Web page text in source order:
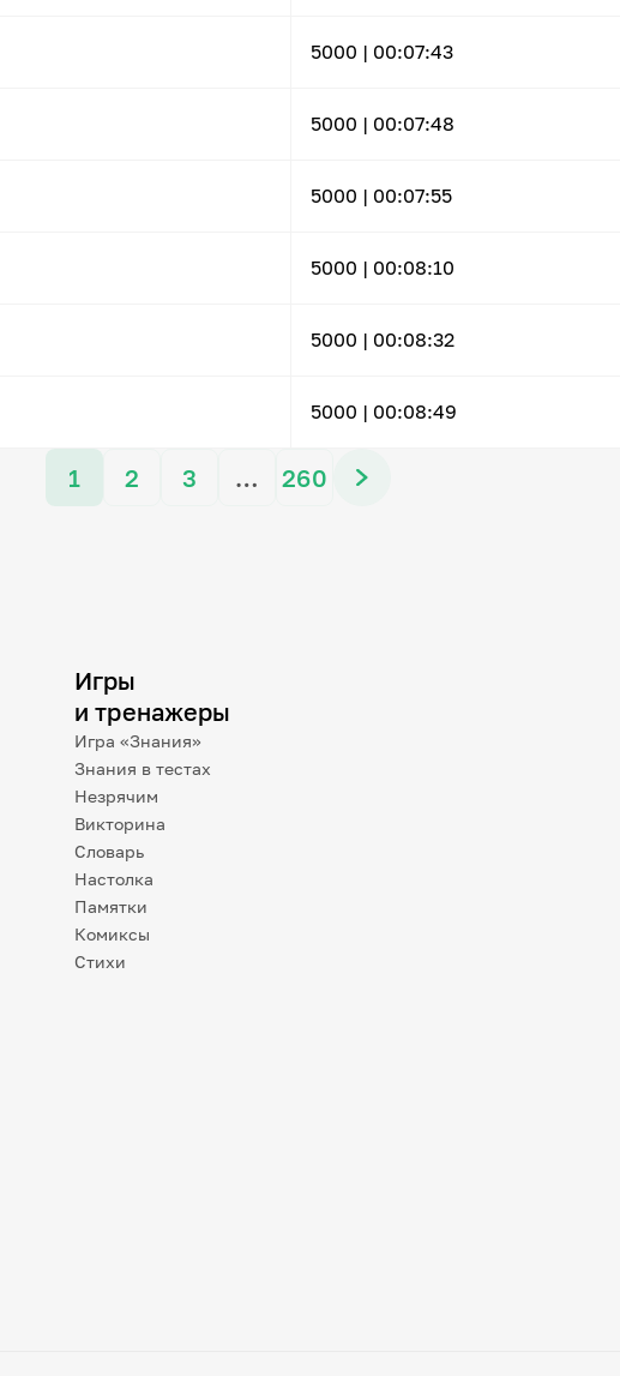
5000 | 00:07:43
5000 | 00:07:48
5000 | 00:07:55
5000 | 00:08:10
5000 | 00:08:32
5000 | 00:08:49
1 2 3 … 260
Игры
и тренажеры
Игра «Знания»
Знания в тестах
Незрячим
Викторина
Словарь
Настолка
Памятки
Комиксы
Стихи